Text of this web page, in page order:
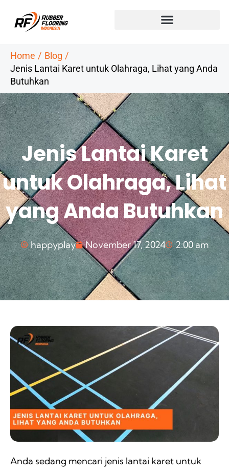
Home
Blog
Jenis Lantai Karet untuk Olahraga, Lihat yang Anda
Butuhkan
Jenis Lantai Karet
untuk Olahraga, Lihat
yang Anda Butuhkan
happyplay November 17, 2024 2:00 am
Anda sedang mencari jenis lantai karet untuk